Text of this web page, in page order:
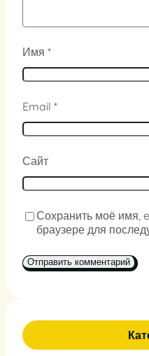
Имя *
Email *
Сайт
Сохранить моё имя,
браузере для